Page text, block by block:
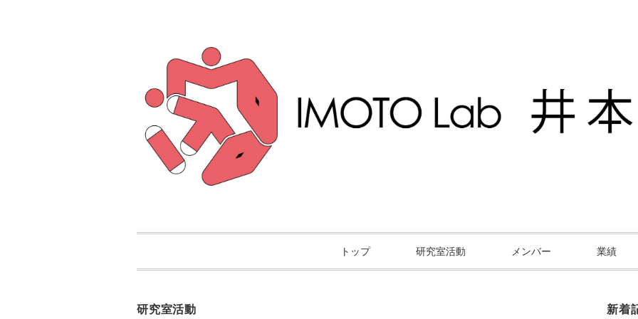
トップ 研究室活動 メンバー 業績
研究室活動 新着